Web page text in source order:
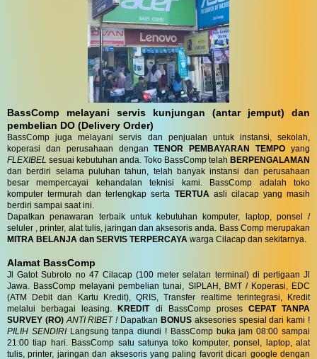
BassComp melayani servis kunjungan (antar jemput) dan
pembelian DO (Delivery Order)
BassComp juga melayani servis dan penjualan untuk instansi, sekolah,
koperasi dan perusahaan denganTENOR PEMBAYARAN TEMPO yang
FLEXIBEL sesuai kebutuhan anda. Toko BassComp telah BERPENGALAMAN
dan berdiri selama puluhan tahun, telah banyak instansi dan perusahaan
besar mempercayai kehandalan teknisi kami. BassComp adalah toko
komputer termurah dan terlengkap serta TERTUA asli cilacap yang masih
berdiri sampai saat ini.
Dapatkan penawaran terbaik untuk kebutuhan komputer, laptop, ponsel /
seluler , printer, alat tulis, jaringan dan aksesoris anda. Bass Comp merupakan
MITRA BELANJA dan SERVIS TERPERCAYA warga Cilacap dan sekitarnya.
Alamat BassComp
Jl Gatot Subroto no 47 Cilacap (100 meter selatan terminal) di pertigaan Jl
Jawa. BassComp melayani pembelian tunai, SIPLAH, BMT / Koperasi, EDC
(ATM Debit dan Kartu Kredit), QRIS, Transfer realtime terintegrasi, Kredit
melalui berbagai leasing.KREDITdi BassComp proses CEPAT TANPA
SURVEY (RO) ANTI RIBET !Dapatkan BONUSaksesories spesial dari kami !
PILIH SENDIRILangsung tanpa diundi ! BassComp buka jam 08:00 sampai
21:00 tiap hari. BassComp satu satunya toko komputer, ponsel, laptop, alat
tulis, printer, jaringan dan aksesoris yang paling favorit dicari google dengan